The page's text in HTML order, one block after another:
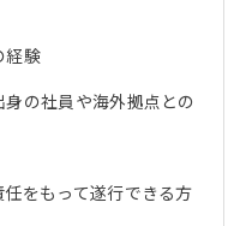
経験
の社員や海外拠点との
をもって遂行できる方